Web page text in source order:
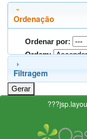
Ordenação
Ordenar por:
Ordem:
Filtragem